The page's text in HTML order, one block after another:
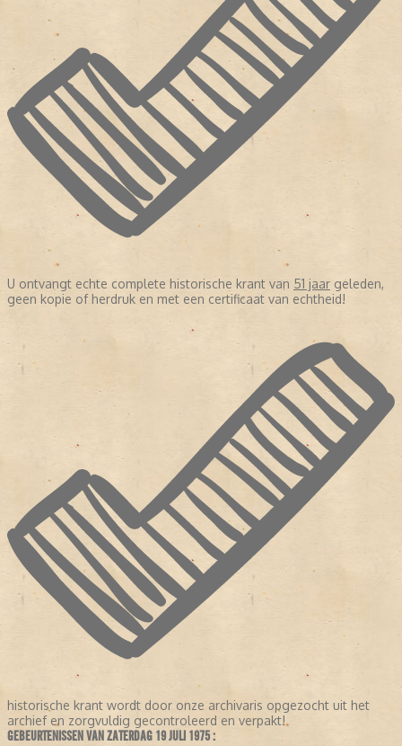
U ontvangt echte complete historische krant van 51 jaar geleden,
geen kopie of herdruk en met een certificaat van echtheid!
historische krant wordt door onze archivaris opgezocht uit het
archief en zorgvuldig gecontroleerd en verpakt!
GEBEURTENISSEN VAN ZATERDAG 19 JULI 1975 :